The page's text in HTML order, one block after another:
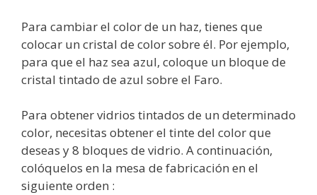
Para cambiar el color de un haz, tienes que
colocar un cristal de color sobre él. Por ejemplo,
para que el haz sea azul, coloque un bloque de
cristal tintado de azul sobre el Faro.
Para obtener vidrios tintados de un determinado
color, necesitas obtener el tinte del color que
deseas y 8 bloques de vidrio. A continuación,
colóquelos en la mesa de fabricación en el
siguiente orden :